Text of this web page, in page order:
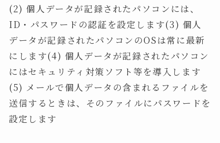
(2) 個人データが記録されたパソコンには、
ID・パスワードの認証を設定します(3) 個人
データが記録されたパソコンのOSは常に最新
にします(4) 個人データが記録されたパソコン
にはセキュリティ対策ソフト等を導入します
(5) メールで個人データの含まれるファイルを
送信するときは、そのファイルにパスワードを
設定します